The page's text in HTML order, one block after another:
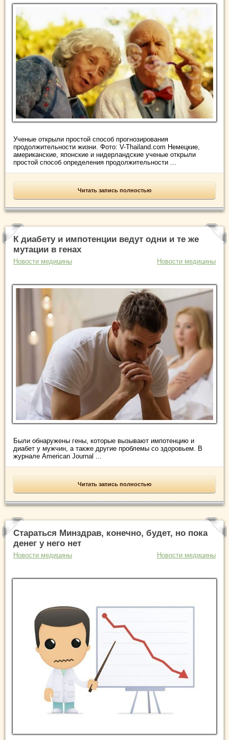
Ученые открыли простой способ прогнозирования
продолжительности жизни. Фото: V-Thailand.com Немецкие,
американские, японские и нидерландские ученые открыли
простой способ определения продолжительности ...
Читать запись полностью
К диабету и импотенции ведут одни и те же
мутации в генах
Новости медицины Новости медицины
Были обнаружены гены, которые вызывают импотенцию и
диабет у мужчин, а также другие проблемы со здоровьем. В
журнале American Journal ...
Читать запись полностью
Стараться Минздрав, конечно, будет, но пока
денег у него нет
Новости медицины Новости медицины